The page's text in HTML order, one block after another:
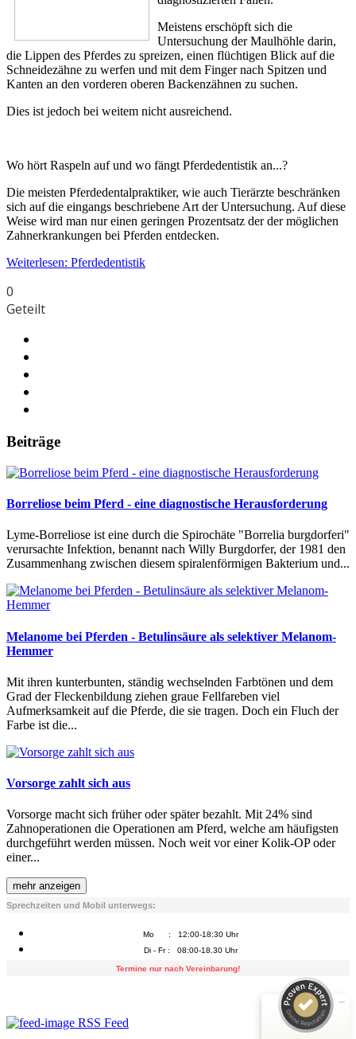
Meistens erschöpft sich die
Untersuchung der Maulhöhle darin,
die Lippen des Pferdes zu spreizen, einen flüchtigen Blick auf die
Schneidezähne zu werfen und mit dem Finger nach Spitzen und
Kanten an den vorderen oberen Backenzähnen zu suchen.
Dies ist jedoch bei weitem nicht ausreichend.
Wo hört Raspeln auf und wo fängt Pferdedentistik an...?
Die meisten Pferdedentalpraktiker, wie auch Tierärzte beschränken
sich auf die eingangs beschriebene Art der Untersuchung. Auf diese
Weise wird man nur einen geringen Prozentsatz der der möglichen
Zahnerkrankungen bei Pferden entdecken.
Weiterlesen: Pferdedentistik
0
Geteilt
Beiträge
Borreliose beim Pferd - eine diagnostische Herausforderung
Lyme-Borreliose ist eine durch die Spirochäte "Borrelia burgdorferi"
verursachte Infektion, benannt nach Willy Burgdorfer, der 1981 den
Zusammenhang zwischen diesem spiralenförmigen Bakterium und...
Melanome bei Pferden - Betulinsäure als selektiver Melanom-
Hemmer
Mit ihren kunterbunten, ständig wechselnden Farbtönen und dem
Grad der Fleckenbildung ziehen graue Fellfareben viel
Aufmerksamkeit auf die Pferde, die sie tragen. Doch ein Fluch der
Farbe ist die...
Vorsorge zahlt sich aus
Vorsorge macht sich früher oder später bezahlt. Mit 24% sind
Zahnoperationen die Operationen am Pferd, welche am häufigsten
durchgeführt werden müssen. Noch weit vor einer Kolik-OP oder
einer...
mehr anzeigen
Sprechzeiten und Mobil unterwegs:
Mo : 12:00-18:30 Uhr
Di - Fr : 08:00-18.30 Uhr
Termine nur nach Vereinbarung!
RSS Feed
SEHR GUT
110
Bewertungen auf